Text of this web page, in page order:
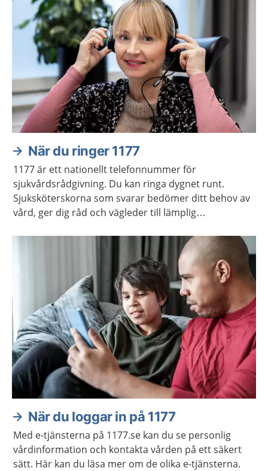
När du ringer 1177
1177 är ett nationellt telefonnummer för
sjukvårdsrådgivning. Du kan ringa dygnet runt.
Sjuksköterskorna som svarar bedömer ditt behov av
vård, ger dig råd och vägleder till lämplig
När du loggar in på 1177
Med e-tjänsterna på 1177.se kan du se personlig
vårdinformation och kontakta vården på ett säkert
sätt. Här kan du läsa mer om de olika e-tjänsterna.